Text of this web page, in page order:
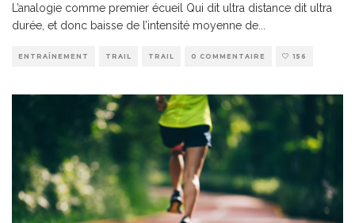
L’analogie comme premier écueil Qui dit ultra distance dit ultra
durée, et donc baisse de l’intensité moyenne de
ENTRAÎNEMENT TRAIL TRAIL 0 COMMENTAIRE 156